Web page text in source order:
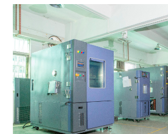
มิติข้อมูลภายใน
(ซม.)
วัสดุภายใน
วัสดุภายนอก
วัสดุฉนวน
ระบบระบายความ
ร้อน
คอนโทรลเลอร์
อุปกรณ์ความ
ปลอดภัย
อุปกรณ์มาตรฐาน